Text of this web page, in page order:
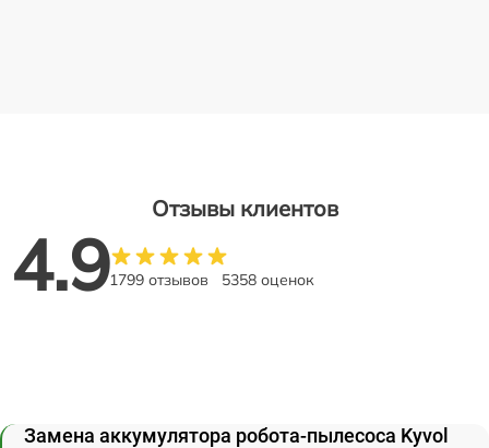
Отзывы клиентов
4.91799 отзывов 5358 оценок
Замена аккумулятора робота-пылесоса Kyvol